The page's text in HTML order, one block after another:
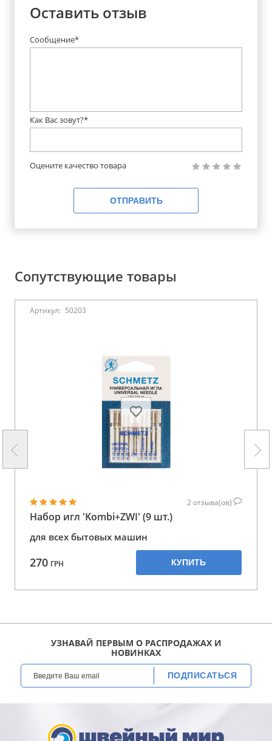
Оставить отзыв
Сообщение*
Как Вас зовут?*
Оцените качество товара
ОТПРАВИТЬ
Сопутствующие товары
Артикул: 50203
2 отзыва(ов)
Набор игл 'Kombi+ZWI' (9 шт.)
для всех бытовых машин
270 ГРН КУПИТЬ
УЗНАВАЙ ПЕРВЫМ О РАСПРОДАЖАХ И
НОВИНКАХ
ПОДПИСАТЬСЯ